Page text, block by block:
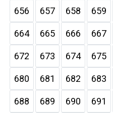
656 657 658 659
664 665 666 667
672 673 674 675
680 681 682 683
688 689 690 691